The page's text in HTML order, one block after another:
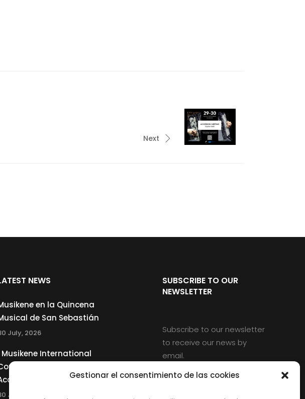
Gestionar el consentimiento de las cookies
Next
NEWS
en la Quincena
de San Sebastián
July, 2026
Musikene International
for Young
July, 2026
SUBSCRIBE TO OUR
NEWSLETTER
Subscribe to our newsletter
to receive our news by
email.